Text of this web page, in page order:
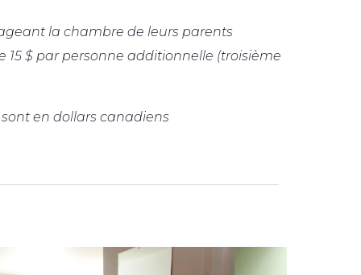
la chambre de leurs parents
$ par personne additionnelle (troisième
en dollars canadiens